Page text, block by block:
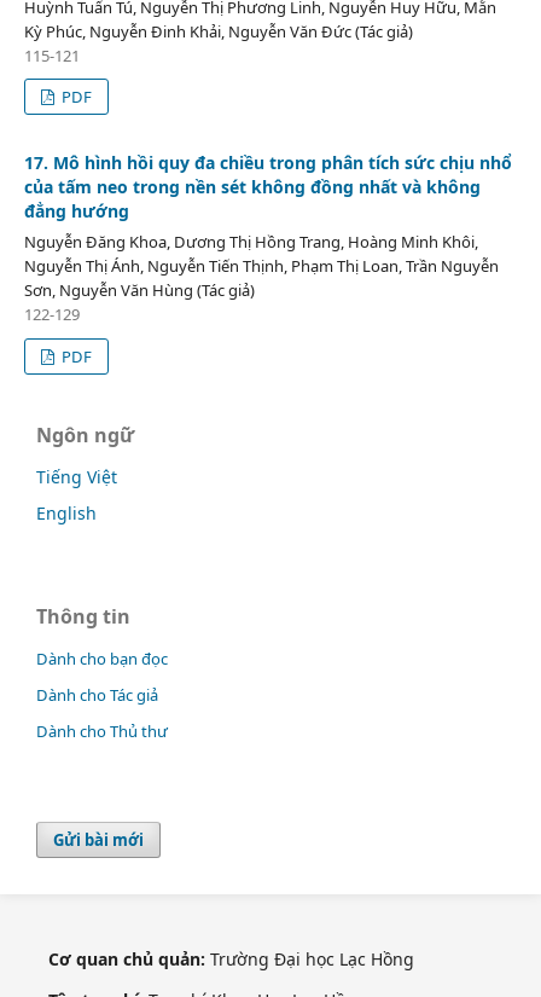
Huỳnh Tuấn Tú, Nguyễn Thị Phương Linh, Nguyễn Huy Hữu, Mằn
Kỳ Phúc, Nguyễn Đinh Khải, Nguyễn Văn Đức (Tác giả)
115-121
PDF
17. Mô hình hồi quy đa chiều trong phân tích sức chịu nhổ
của tấm neo trong nền sét không đồng nhất và không
đẳng hướng
Nguyễn Đăng Khoa, Dương Thị Hồng Trang, Hoàng Minh Khôi,
Nguyễn Thị Ánh, Nguyễn Tiến Thịnh, Phạm Thị Loan, Trần Nguyễn
Sơn, Nguyễn Văn Hùng (Tác giả)
122-129
PDF
Ngôn ngữ
Tiếng Việt
English
Thông tin
Dành cho bạn đọc
Dành cho Tác giả
Dành cho Thủ thư
Gửi bài mới
Cơ quan chủ quản: Trường Đại học Lạc Hồng